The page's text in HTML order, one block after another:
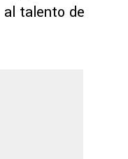
talento de